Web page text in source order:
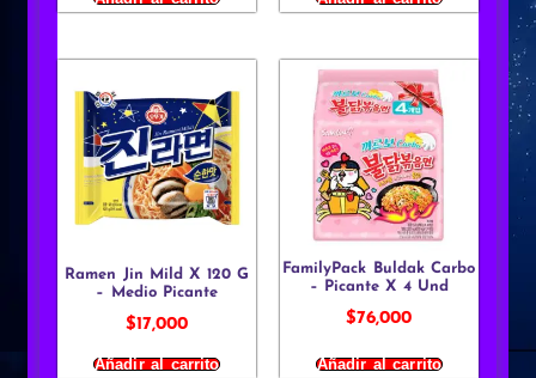
Ramen Jin Mild X 120 G
– Medio Picante
$17,000
Añadir al carrito
FamilyPack Buldak Carbo
– Picante X 4 Und
$76,000
Añadir al carrito